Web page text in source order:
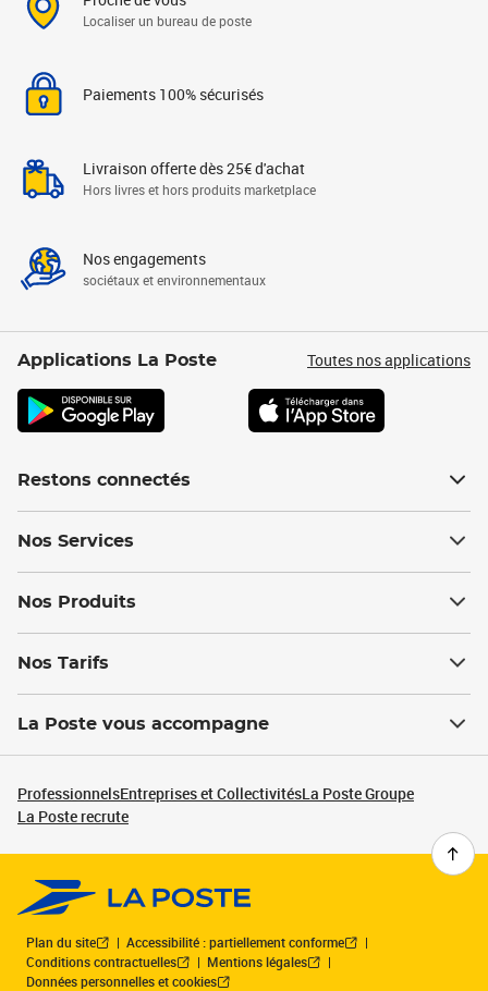
Localiser un bureau de poste
Paiements 100% sécurisés
Livraison offerte dès 25€ d'achat
Hors livres et hors produits marketplace
Nos engagements
sociétaux et environnementaux
Applications La Poste Toutes nos applications
Restons connectés
Nos Services
Nos Produits
Nos Tarifs
La Poste vous accompagne
ProfessionnelsEntreprises et CollectivitésLa Poste Groupe
La Poste recrute
Plan du site
Accessibilité : partiellement conforme
Conditions contractuelles
Mentions légales
Données personnelles et cookies